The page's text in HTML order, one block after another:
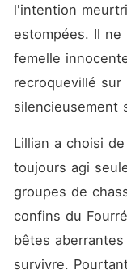
l'intention
estompées. Il ne
femelle
recroquevillé
silencieusement
Lillian a choisi
toujours agi
groupes de
confins du
bêtes
survivre.